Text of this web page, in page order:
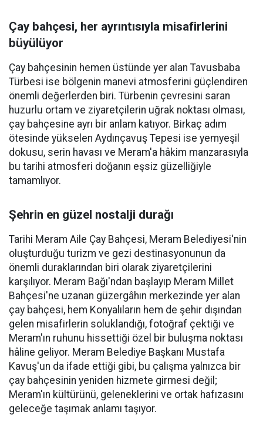
Çay bahçesi, her ayrıntısıyla misafirlerini
büyülüyor
Çay bahçesinin hemen üstünde yer alan Tavusbaba
Türbesi ise bölgenin manevi atmosferini güçlendiren
önemli değerlerden biri. Türbenin çevresini saran
huzurlu ortam ve ziyaretçilerin uğrak noktası olması,
çay bahçesine ayrı bir anlam katıyor. Birkaç adım
ötesinde yükselen Aydınçavuş Tepesi ise yemyeşil
dokusu, serin havası ve Meram'a hâkim manzarasıyla
bu tarihi atmosferi doğanın eşsiz güzelliğiyle
tamamlıyor.
Şehrin en güzel nostalji durağı
Tarihi Meram Aile Çay Bahçesi, Meram Belediyesi'nin
oluşturduğu turizm ve gezi destinasyonunun da
önemli duraklarından biri olarak ziyaretçilerini
karşılıyor. Meram Bağı'ndan başlayıp Meram Millet
Bahçesi'ne uzanan güzergâhın merkezinde yer alan
çay bahçesi, hem Konyalıların hem de şehir dışından
gelen misafirlerin soluklandığı, fotoğraf çektiği ve
Meram'ın ruhunu hissettiği özel bir buluşma noktası
hâline geliyor. Meram Belediye Başkanı Mustafa
Kavuş'un da ifade ettiği gibi, bu çalışma yalnızca bir
çay bahçesinin yeniden hizmete girmesi değil;
Meram'ın kültürünü, geleneklerini ve ortak hafızasını
geleceğe taşımak anlamı taşıyor.